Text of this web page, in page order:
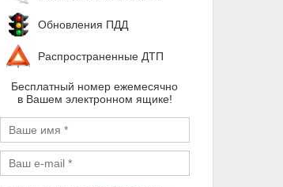
Обновления ПДД
Распространенные ДТП
Бесплатный номер ежемесячно
в Вашем электронном ящике!